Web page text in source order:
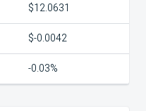
$12.0631
$-0.0042
-0.03%